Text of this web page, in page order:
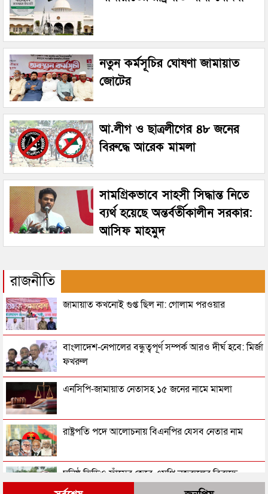
নতুন কর্মসূচির ঘোষণা জামায়াত
জোটের
আ.লীগ ও ছাত্রলীগের ৪৮ জনের
বিরুদ্ধে আরেক মামলা
সামগ্রিকভাবে সাহসী সিদ্ধান্ত নিতে
ব্যর্থ হয়েছে অন্তর্বর্তীকালীন সরকার:
আসিফ মাহমুদ
রাজনীতি
জামায়াত কখনোই গুপ্ত ছিল না: গোলাম পরওয়ার
বাংলাদেশ-নেপালের বন্ধুত্বপূর্ণ সম্পর্ক আরও দীর্ঘ হবে: মির্জা
ফখরুল
এনসিপি-জামায়াত নেতাসহ ১৫ জনের নামে মামলা
রাষ্ট্রপতি পদে আলোচনায় বিএনপির যেসব নেতার নাম
ঘনিষ্ঠ ভিডিও ফাঁসের জেরে এমপি নজরুলের বিরুদ্ধে
শ্যামনগরে বিক্ষোভ